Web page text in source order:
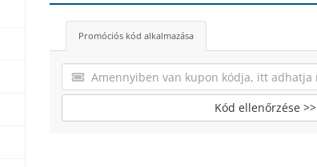
Promóciós kód alkalmazása
Kód ellenőrzése >>